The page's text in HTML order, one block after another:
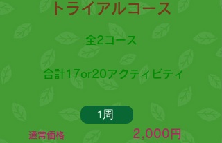
トライアルコース
全2コース
合計17or20アクティビティ
1周
通常価格 2,000円